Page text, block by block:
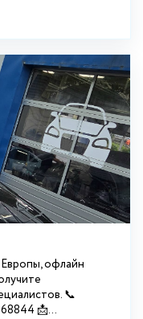
офлайн
📞
📩...